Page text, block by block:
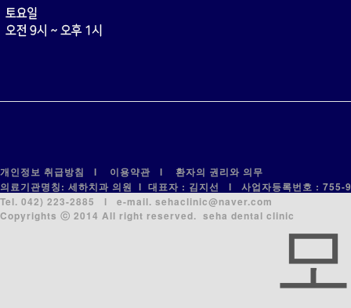
개인정보 취급방침 l 이용약관 l 환자의 권리와 의무
의료기관명칭: 세하치과 의원 l 대표자 : 김지선 l 사업자등록번호 :
Tel. 042) 223-2885 l e-mail. sehaclinic@naver.com
Copyrights ⓒ 2014 All right reserved. seha dental clinic